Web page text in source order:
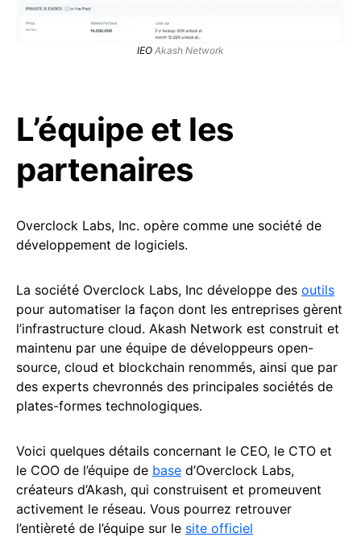
IEO Akash Network
L’équipe et les
partenaires
Overclock Labs, Inc. opère comme une société de
développement de logiciels.
La société Overclock Labs, Inc développe des outils
pour automatiser la façon dont les entreprises gèrent
l’infrastructure cloud. Akash Network est construit et
maintenu par une équipe de développeurs open-
source, cloud et blockchain renommés, ainsi que par
des experts chevronnés des principales sociétés de
plates-formes technologiques.
Voici quelques détails concernant le CEO, le CTO et
le COO de l’équipe de base d’Overclock Labs,
créateurs d’Akash, qui construisent et promeuvent
activement le réseau. Vous pourrez retrouver
l’entièreté de l’équipe sur le site officiel